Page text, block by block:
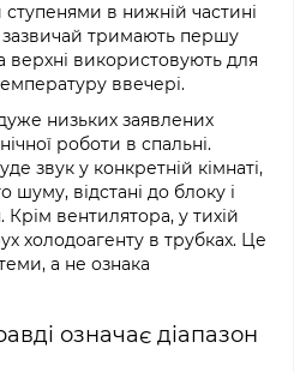
ступенями в нижній частині
зазвичай тримають першу
верхні використовують для
ввечері.
низьких заявлених
роботи в спальні.
звук у конкретній кімнаті,
шуму, відстані до блоку і
вентилятора, у тихій
холодоагенту в трубках. Це
а не ознака
означає діапазон